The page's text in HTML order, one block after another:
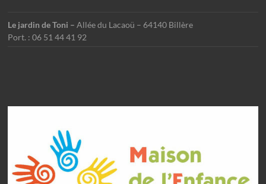
Le jardin de Toni –Allée du Lacaoü – 64140 Billère
Port. : 06 51 44 41 92